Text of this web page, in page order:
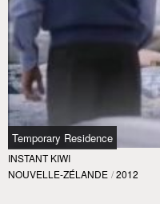
Temporary Residence
INSTANT KIWI
NOUVELLE-ZÉLANDE / 2012